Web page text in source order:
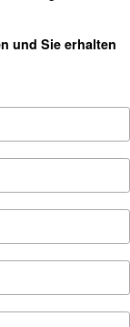
und warum